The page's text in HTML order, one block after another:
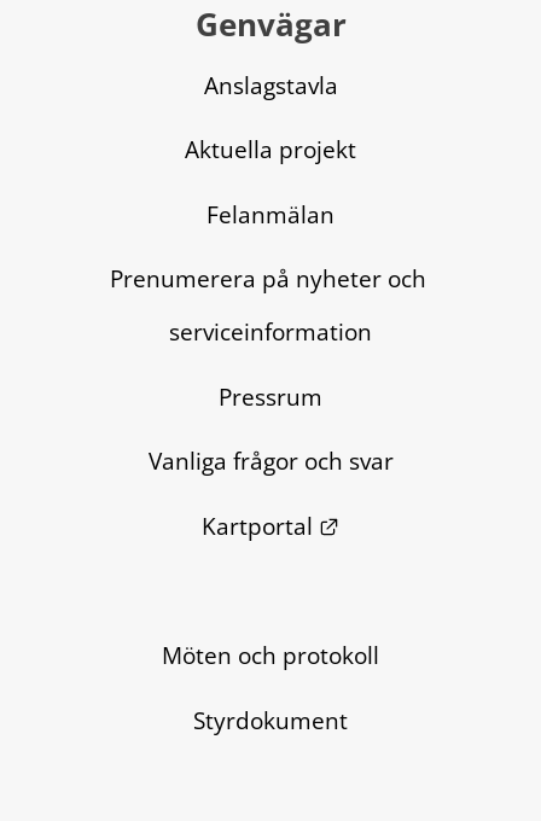
Genvägar
Anslagstavla
Aktuella projekt
Felanmälan
Prenumerera på nyheter och
serviceinformation
Pressrum
Vanliga frågor och svar
Kartportal
Länk till annan
Möten och protokoll
Styrdokument